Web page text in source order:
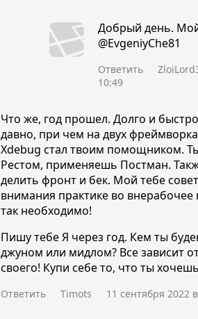
Добрый день.
@EvgeniyChe81
Ответить
10:49
Что же, год прошел. Долго и
давно, при чем на двух
Xdebug стал твоим помощником.
Рестом, применяешь Постман.
делить фронт и бек. Мой тебе
внимания практике во
так необходимо!
Пишу тебе Я через год. Кем ты
джуном или мидлом? Все зависит
своего! Купи себе то, что ты
Ответить Timots 11 сентября 2022